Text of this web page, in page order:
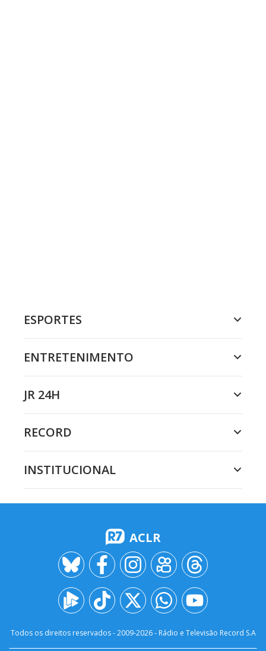
ESPORTES
ENTRETENIMENTO
JR 24H
RECORD
INSTITUCIONAL
ACLR
Todos os direitos reservados - 2009-2026- Rádio e Televisão Record S.A